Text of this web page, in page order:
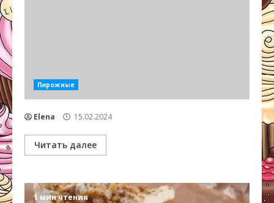
Пирожные
Elena 15.02.2024
Читать далее
1 мин чтения